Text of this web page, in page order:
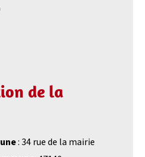
de la
: 34 rue de la mairie